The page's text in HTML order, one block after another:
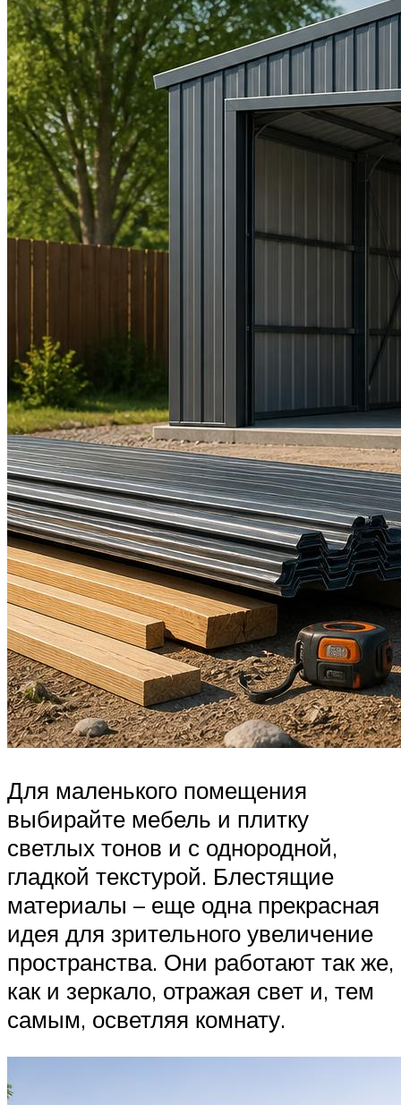
Для маленького помещения
выбирайте мебель и плитку
светлых тонов и с однородной,
гладкой текстурой. Блестящие
материалы – еще одна прекрасная
идея для зрительного увеличение
пространства. Они работают так же,
как и зеркало, отражая свет и, тем
самым, осветляя комнату.